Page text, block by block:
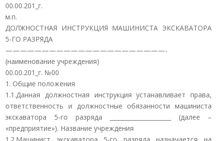
00.00.201_г.
м.п.
ДОЛЖНОСТНАЯ ИНСТРУКЦИЯ МАШИНИСТА ЭКСКАВАТОРА
5-ГО РАЗРЯДА
——————————————————————-
(наименование учреждения)
00.00.201_г. №00
1. Общие положения
1.1.Данная должностная инструкция устанавливает права,
ответственность и должностные обязанности машиниста
экскаватора 5-го разряда _____________________ (далее –
«предприятие»). Название учреждения